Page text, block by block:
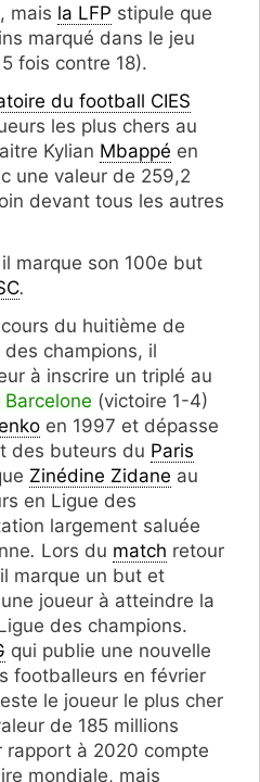
mais la LFP stipule que
marqué dans le jeu
fois contre 18).
du football CIES
les plus chers au
Kylian Mbappé en
une valeur de 259,2
devant tous les autres
marque son 100e but
.
du huitième de
champions, il
à inscrire un triplé au
Barcelone (victoire 1-4)
en 1997 et dépasse
des buteurs du Paris
Zinédine Zidane au
en Ligue des
largement saluée
. Lors du match retour
marque un but et
joueur à atteindre la
des champions.
qui publie une nouvelle
footballeurs en février
le joueur le plus cher
de 185 millions
rapport à 2020 compte
mondiale, mais